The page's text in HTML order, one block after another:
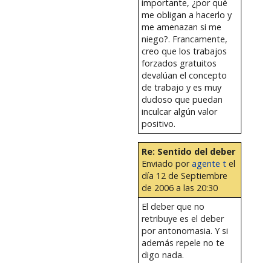
importante, ¿por qué
me obligan a hacerlo y
me amenazan si me
niego?. Francamente,
creo que los trabajos
forzados gratuitos
devalúan el concepto
de trabajo y es muy
dudoso que puedan
inculcar algún valor
positivo.
Re: Sentido del deber
Enviado poragente tel
día 12 de Septiembre
de 2006 a las 20:30
El deber que no
retribuye es el deber
por antonomasia. Y si
además repele no te
digo nada.